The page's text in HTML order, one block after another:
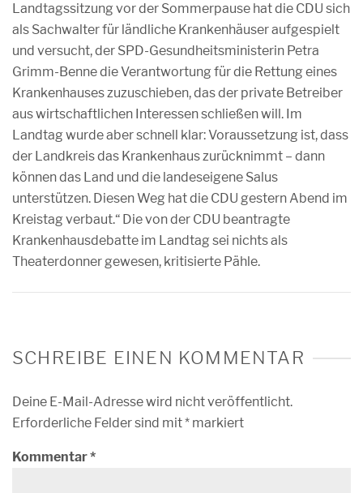
Landtagssitzung vor der Sommerpause hat die CDU sich
als Sachwalter für ländliche Krankenhäuser aufgespielt
und versucht, der SPD-Gesundheitsministerin Petra
Grimm-Benne die Verantwortung für die Rettung eines
Krankenhauses zuzuschieben, das der private Betreiber
aus wirtschaftlichen Interessen schließen will. Im
Landtag wurde aber schnell klar: Voraussetzung ist, dass
der Landkreis das Krankenhaus zurücknimmt – dann
können das Land und die landeseigene Salus
unterstützen. Diesen Weg hat die CDU gestern Abend im
Kreistag verbaut.“ Die von der CDU beantragte
Krankenhausdebatte im Landtag sei nichts als
Theaterdonner gewesen, kritisierte Pähle.
SCHREIBE EINEN KOMMENTAR
Deine E-Mail-Adresse wird nicht veröffentlicht.
Erforderliche Felder sind mit* markiert
Kommentar*